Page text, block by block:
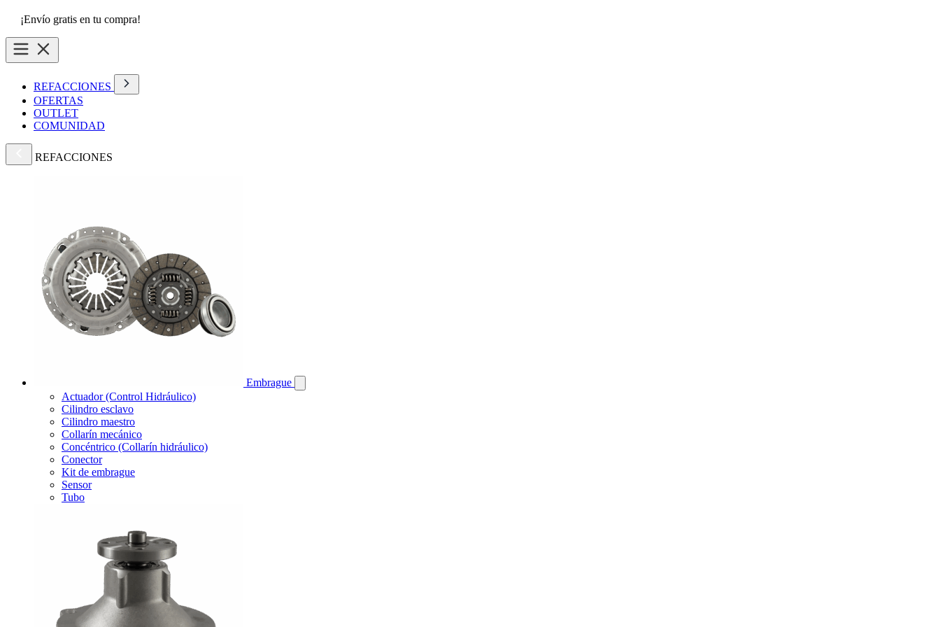
¡Envío gratis en tu compra!
REFACCIONES
OFERTAS
OUTLET
COMUNIDAD
REFACCIONES
Embrague
Actuador (Control Hidráulico)
Cilindro esclavo
Cilindro maestro
Collarín mecánico
Concéntrico (Collarín hidráulico)
Conector
Kit de embrague
Sensor
Tubo